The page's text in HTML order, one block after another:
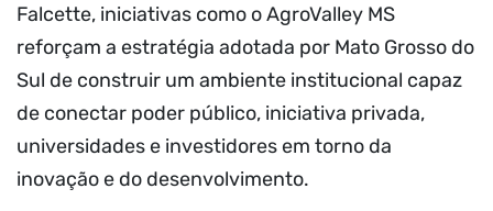
Falcette, iniciativas como o AgroValley MS
reforçam a estratégia adotada por Mato Grosso do
Sul de construir um ambiente institucional capaz
de conectar poder público, iniciativa privada,
universidades e investidores em torno da
inovação e do desenvolvimento.